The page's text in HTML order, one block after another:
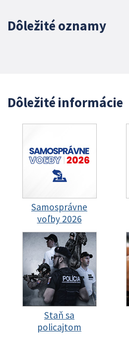
Dôležité oznamy
Dôležité informácie
Samosprávne
voľby 2026
Staň sa
policajtom